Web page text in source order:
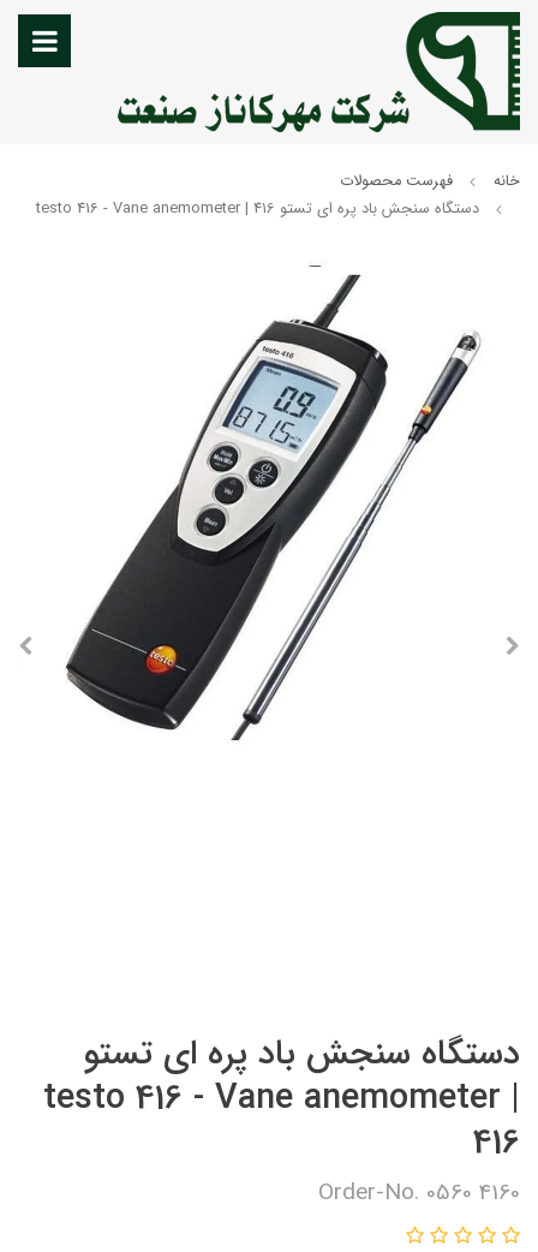
خانه
فهرست محصولات
دستگاه سنجش باد پره ای تستو testo 416 - Vane anemometer | 416
دستگاه سنجش باد پره ای تستو
testo 416 - Vane anemometer |
416
Order-No. 0560 4160